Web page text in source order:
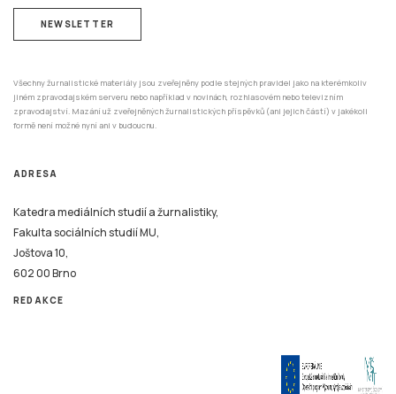
NEWSLETTER
Všechny žurnalistické materiály jsou zveřejněny podle stejných pravidel jako na kterémkoliv
jiném zpravodajském serveru nebo například v novinách, rozhlasovém nebo televizním
zpravodajství. Mazání už zveřejněných žurnalistických příspěvků (ani jejich částí) v jakékoli
formě není možné nyní ani v budoucnu.
ADRESA
Katedra mediálních studií a žurnalistiky,
Fakulta sociálních studií MU,
Joštova 10,
602 00 Brno
REDAKCE